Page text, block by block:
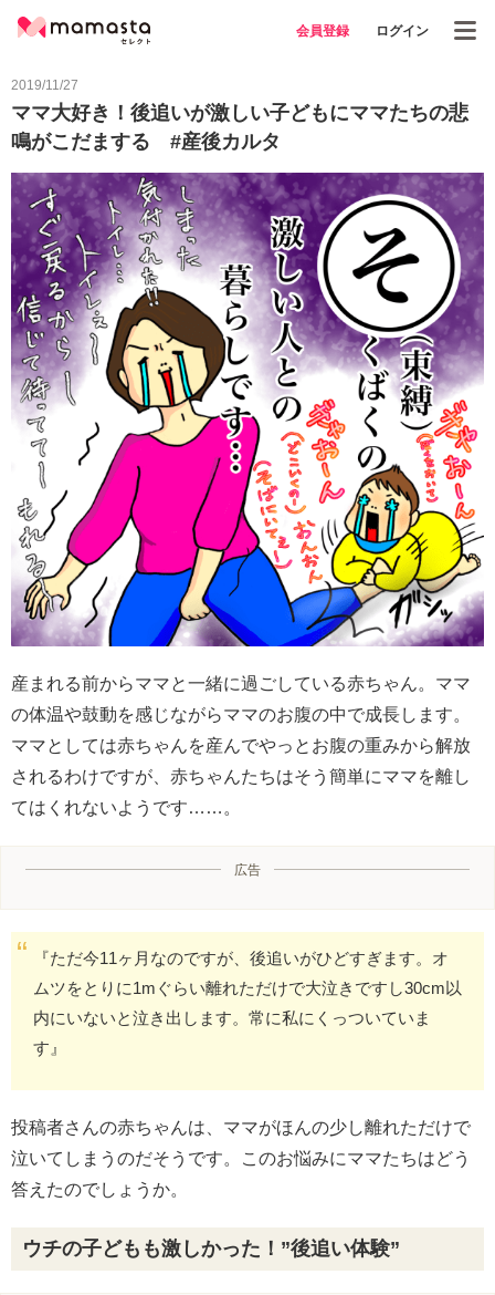
会員登録 ログイン
2019/11/27
ママ大好き！後追いが激しい子どもにママたちの悲
鳴がこだまする #産後カルタ
産まれる前からママと一緒に過ごしている赤ちゃん。ママ
の体温や鼓動を感じながらママのお腹の中で成長します。
ママとしては赤ちゃんを産んでやっとお腹の重みから解放
されるわけですが、赤ちゃんたちはそう簡単にママを離し
てはくれないようです……。
広告
『ただ今11ヶ月なのですが、後追いがひどすぎます。オ
ムツをとりに1mぐらい離れただけで大泣きですし30cm以
内にいないと泣き出します。常に私にくっついていま
す』
投稿者さんの赤ちゃんは、ママがほんの少し離れただけで
泣いてしまうのだそうです。このお悩みにママたちはどう
答えたのでしょうか。
ウチの子どもも激しかった！”後追い体験”